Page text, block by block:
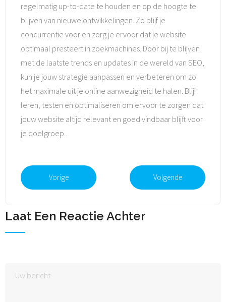
regelmatig up-to-date te houden en op de hoogte te
blijven van nieuwe ontwikkelingen. Zo blijf je
concurrentie voor en zorg je ervoor dat je website
optimaal presteert in zoekmachines. Door bij te blijven
met de laatste trends en updates in de wereld van SEO,
kun je jouw strategie aanpassen en verbeteren om zo
het maximale uit je online aanwezigheid te halen. Blijf
leren, testen en optimaliseren om ervoor te zorgen dat
jouw website altijd relevant en goed vindbaar blijft voor
je doelgroep.
Vorige Volgende
Laat Een Reactie Achter